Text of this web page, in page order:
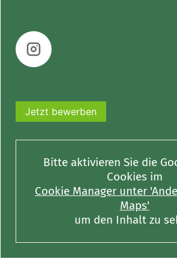
Jetzt bewerben
Bitte aktivieren Sie die
Cookies im
Cookie Manager unter
Maps'
um den Inhalt zu